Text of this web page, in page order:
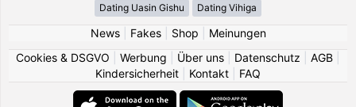
Dating Uasin Gishu Dating Vihiga
News| Fakes| Shop
Meinungen
Cookies & DSGVO
Werbung Über uns Datenschutz AGB
Kindersicherheit
Kontakt FAQ